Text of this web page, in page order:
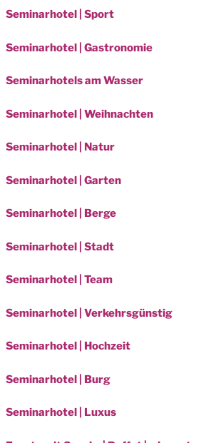
Seminarhotel | Sport
Seminarhotel | Gastronomie
Seminarhotels am Wasser
Seminarhotel | Weihnachten
Seminarhotel | Natur
Seminarhotel | Garten
Seminarhotel | Berge
Seminarhotel | Stadt
Seminarhotel | Team
Seminarhotel | Verkehrsgünstig
Seminarhotel | Hochzeit
Seminarhotel | Burg
Seminarhotel | Luxus